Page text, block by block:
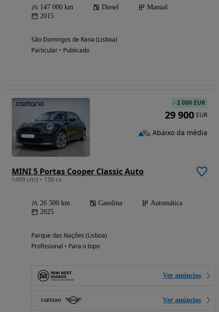
147 000 km Diesel
Manual
2015
São Domingos de Rana (Lisboa)
Particular • Publicado
MINI 5 Portas Cooper Classic Auto
1499 cm3 • 136 cv
26 500 km Gasolina
Automática
2025
Parque das Nações (Lisboa)
Profissional • Para o topo
Ver anúncios
Ver anúncios
-2 000 EUR
29 900 EUR
Abaixo da média